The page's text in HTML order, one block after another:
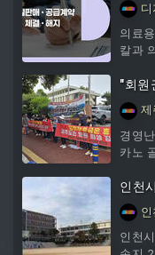
주, 지
역을
보유
다. 키
의료
칼과
은 부
이는
220억
방인
이며,
원, 경
관
"회원
형 전
제
경영
카노
와 할
소멸
회원
자치
인천
지
인천